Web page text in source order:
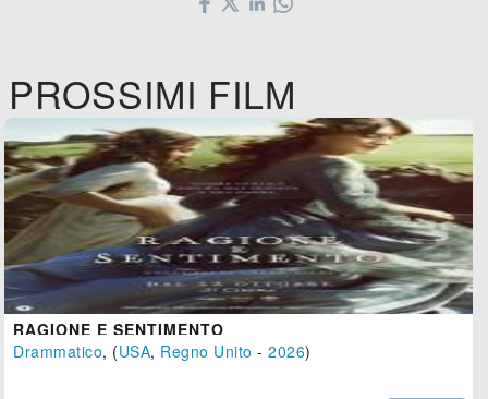
PROSSIMI FILM
RAGIONE E SENTIMENTO
Drammatico, (USA, Regno Unito -2026)